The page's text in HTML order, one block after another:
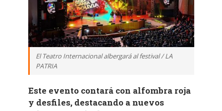
El Teatro Internacional albergará al festival / LA
PATRIA
Este evento contará con alfombra roja
y desfiles, destacando a nuevos